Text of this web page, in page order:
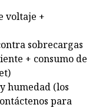
voltaje +
sobrecargas
+ consumo de
humedad (los
para